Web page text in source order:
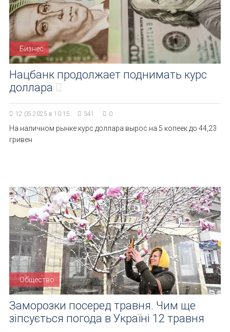
Бизнес
Нацбанк продолжает поднимать курс
доллара
12.05.2025 в 10:15 341 0
На наличном рынке курс доллара вырос на 5 копеек до 44,23
гривен
Общество
Заморозки посеред травня. Чим ще
зіпсується погода в Україні 12 травня